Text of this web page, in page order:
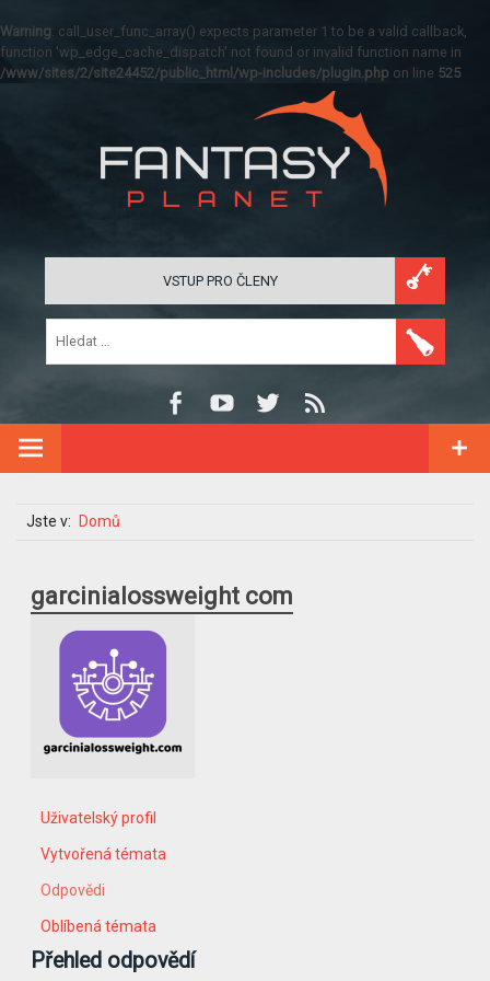
Warning: call_user_func_array() expects parameter 1 to be a valid callback,
function 'wp_edge_cache_dispatch' not found or invalid function name in
/www/sites/2/site24452/public_html/wp-includes/plugin.php on line 525
VSTUP PRO ČLENY
Jste v: Domů
garcinialossweight com
Uživatelský profil
Vytvořená témata
Odpovědi
Oblíbená témata
Přehled odpovědí